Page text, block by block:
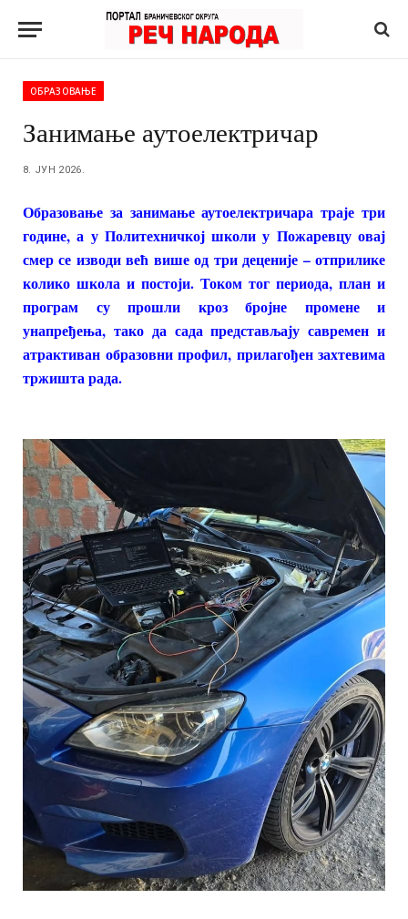
ОБРАЗОВАЊЕ
Занимање аутоелектричар
8. ЈУН 2026.
Образовање за занимање аутоелектричара траје три
године, а у Политехничкој школи у Пожаревцу овај
смер се изводи већ више од три деценије – отприлике
колико школа и постоји. Током тог периода, план и
програм су прошли кроз бројне промене и
унапређења, тако да сада представљају савремен и
атрактиван образовни профил, прилагођен захтевима
тржишта рада.